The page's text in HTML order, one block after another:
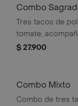
Combo
Tres tacos de
tomate,
$ 27.900
Combo Mixto
Combo de tres